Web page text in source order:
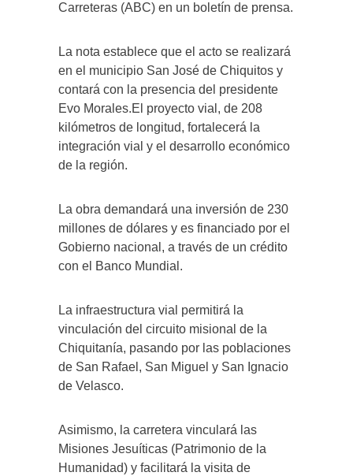
Carreteras (ABC) en un boletín de prensa.
La nota establece que el acto se realizará
en el municipio San José de Chiquitos y
contará con la presencia del presidente
Evo Morales.El proyecto vial, de 208
kilómetros de longitud, fortalecerá la
integración vial y el desarrollo económico
de la región.
La obra demandará una inversión de 230
millones de dólares y es financiado por el
Gobierno nacional, a través de un crédito
con el Banco Mundial.
La infraestructura vial permitirá la
vinculación del circuito misional de la
Chiquitanía, pasando por las poblaciones
de San Rafael, San Miguel y San Ignacio
de Velasco.
Asimismo, la carretera vinculará las
Misiones Jesuíticas (Patrimonio de la
Humanidad) y facilitará la visita de